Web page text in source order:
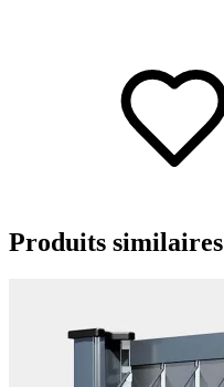
Produits similaires